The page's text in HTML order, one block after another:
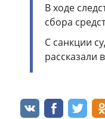
В ходе
сбора
С санкции
рассказали